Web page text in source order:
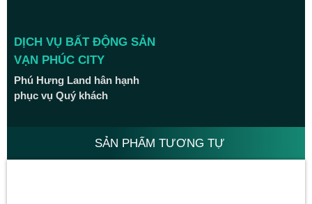
DỊCH VỤ BẤT ĐỘNG SẢN
VẠN PHÚC CITY
Phú Hưng Land hân hạnh
phục vụ Quý khách
SẢN PHẨM TƯƠNG TỰ